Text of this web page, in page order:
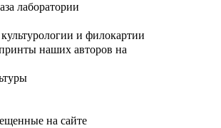
лаборатории
и филокартии
наших авторов на
на сайте